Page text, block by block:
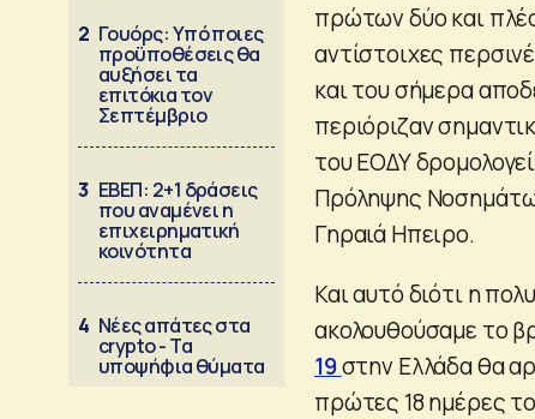
2 Γουόρς: Υπό ποιες
προϋποθέσεις θα
αυξήσει τα
επιτόκια τον
Σεπτέμβριο
3 ΕΒΕΠ: 2+1 δράσεις
που αναμένει η
επιχειρηματική
κοινότητα
4 Νέες απάτες στα
crypto - Τα
υποψήφια θύματα
πρώτων δύο και
αντίστοιχες
και του σήμερα
περιόριζαν
του ΕΟΔΥ
Πρόληψης
Γηραιά Ηπειρο.
Και αυτό διότι η
ακολουθούσαμε το
19στην Ελλάδα θα
πρώτες 18 ημέρες